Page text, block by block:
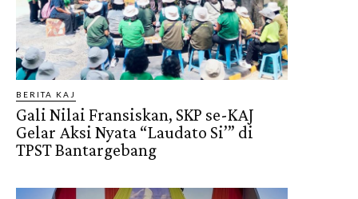
BERITA KAJ
Gali Nilai Fransiskan, SKP se-KAJ
Gelar Aksi Nyata “Laudato Si’” di
TPST Bantargebang